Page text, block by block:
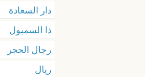
دار السعادة
ذا السمبول
رجال الحجر
ريال